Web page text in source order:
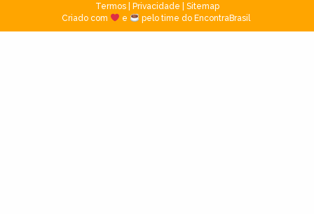
Termos| Privacidade
Sitemap
Criado com
e pelo time do EncontraBrasil